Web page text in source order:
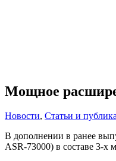
Мощное
Новости, Статьи и
В дополнении в ранее
ASR-73000) в составе 3-